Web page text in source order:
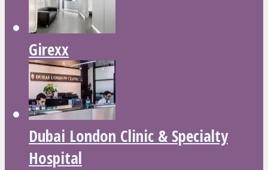
Girexx
Dubai London Clinic & Specialty
Hospital